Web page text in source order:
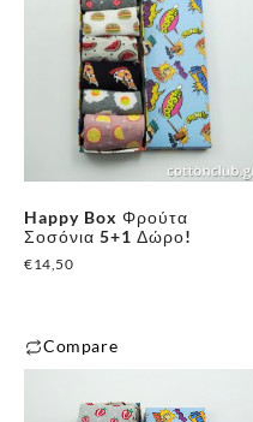
Happy Box Φρούτα
Σοσόνια 5+1 Δώρο!
€14,50
Compare